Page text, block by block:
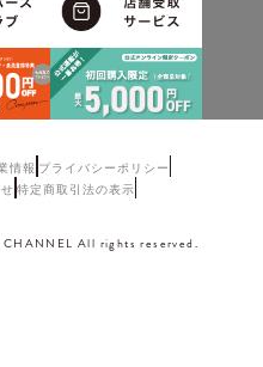
情報 プライバシーポリシー
特定商取引法の表示
All rights reserved.